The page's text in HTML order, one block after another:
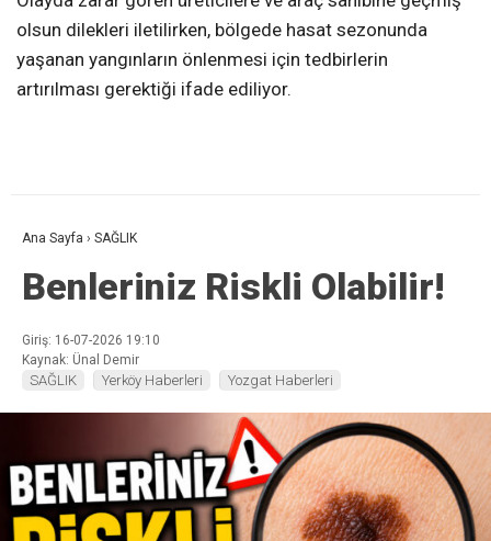
olsun dilekleri iletilirken, bölgede hasat sezonunda
yaşanan yangınların önlenmesi için tedbirlerin
artırılması gerektiği ifade ediliyor.
Ana Sayfa › SAĞLIK
Benleriniz Riskli Olabilir!
Giriş: 16-07-2026 19:10
Kaynak: Ünal Demir
SAĞLIK Yerköy Haberleri Yozgat Haberleri